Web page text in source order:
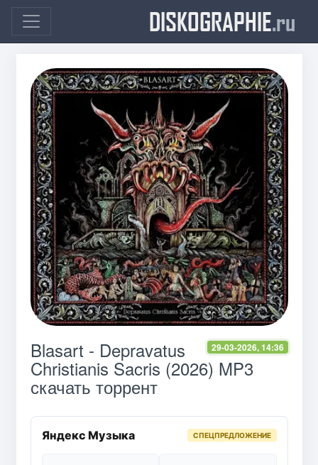
DISKOGRAPHIE.ru
29-03-2026, 14:36
Blasart - Depravatus
Christianis Sacris (2026) MP3
скачать торрент
Яндекс Музыка СПЕЦПРЕДЛОЖЕНИЕ